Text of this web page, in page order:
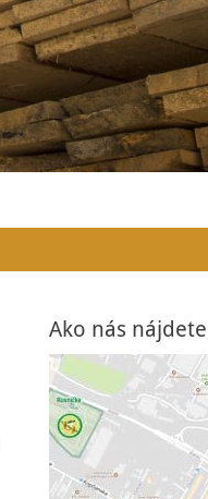
Ako nás nájdete